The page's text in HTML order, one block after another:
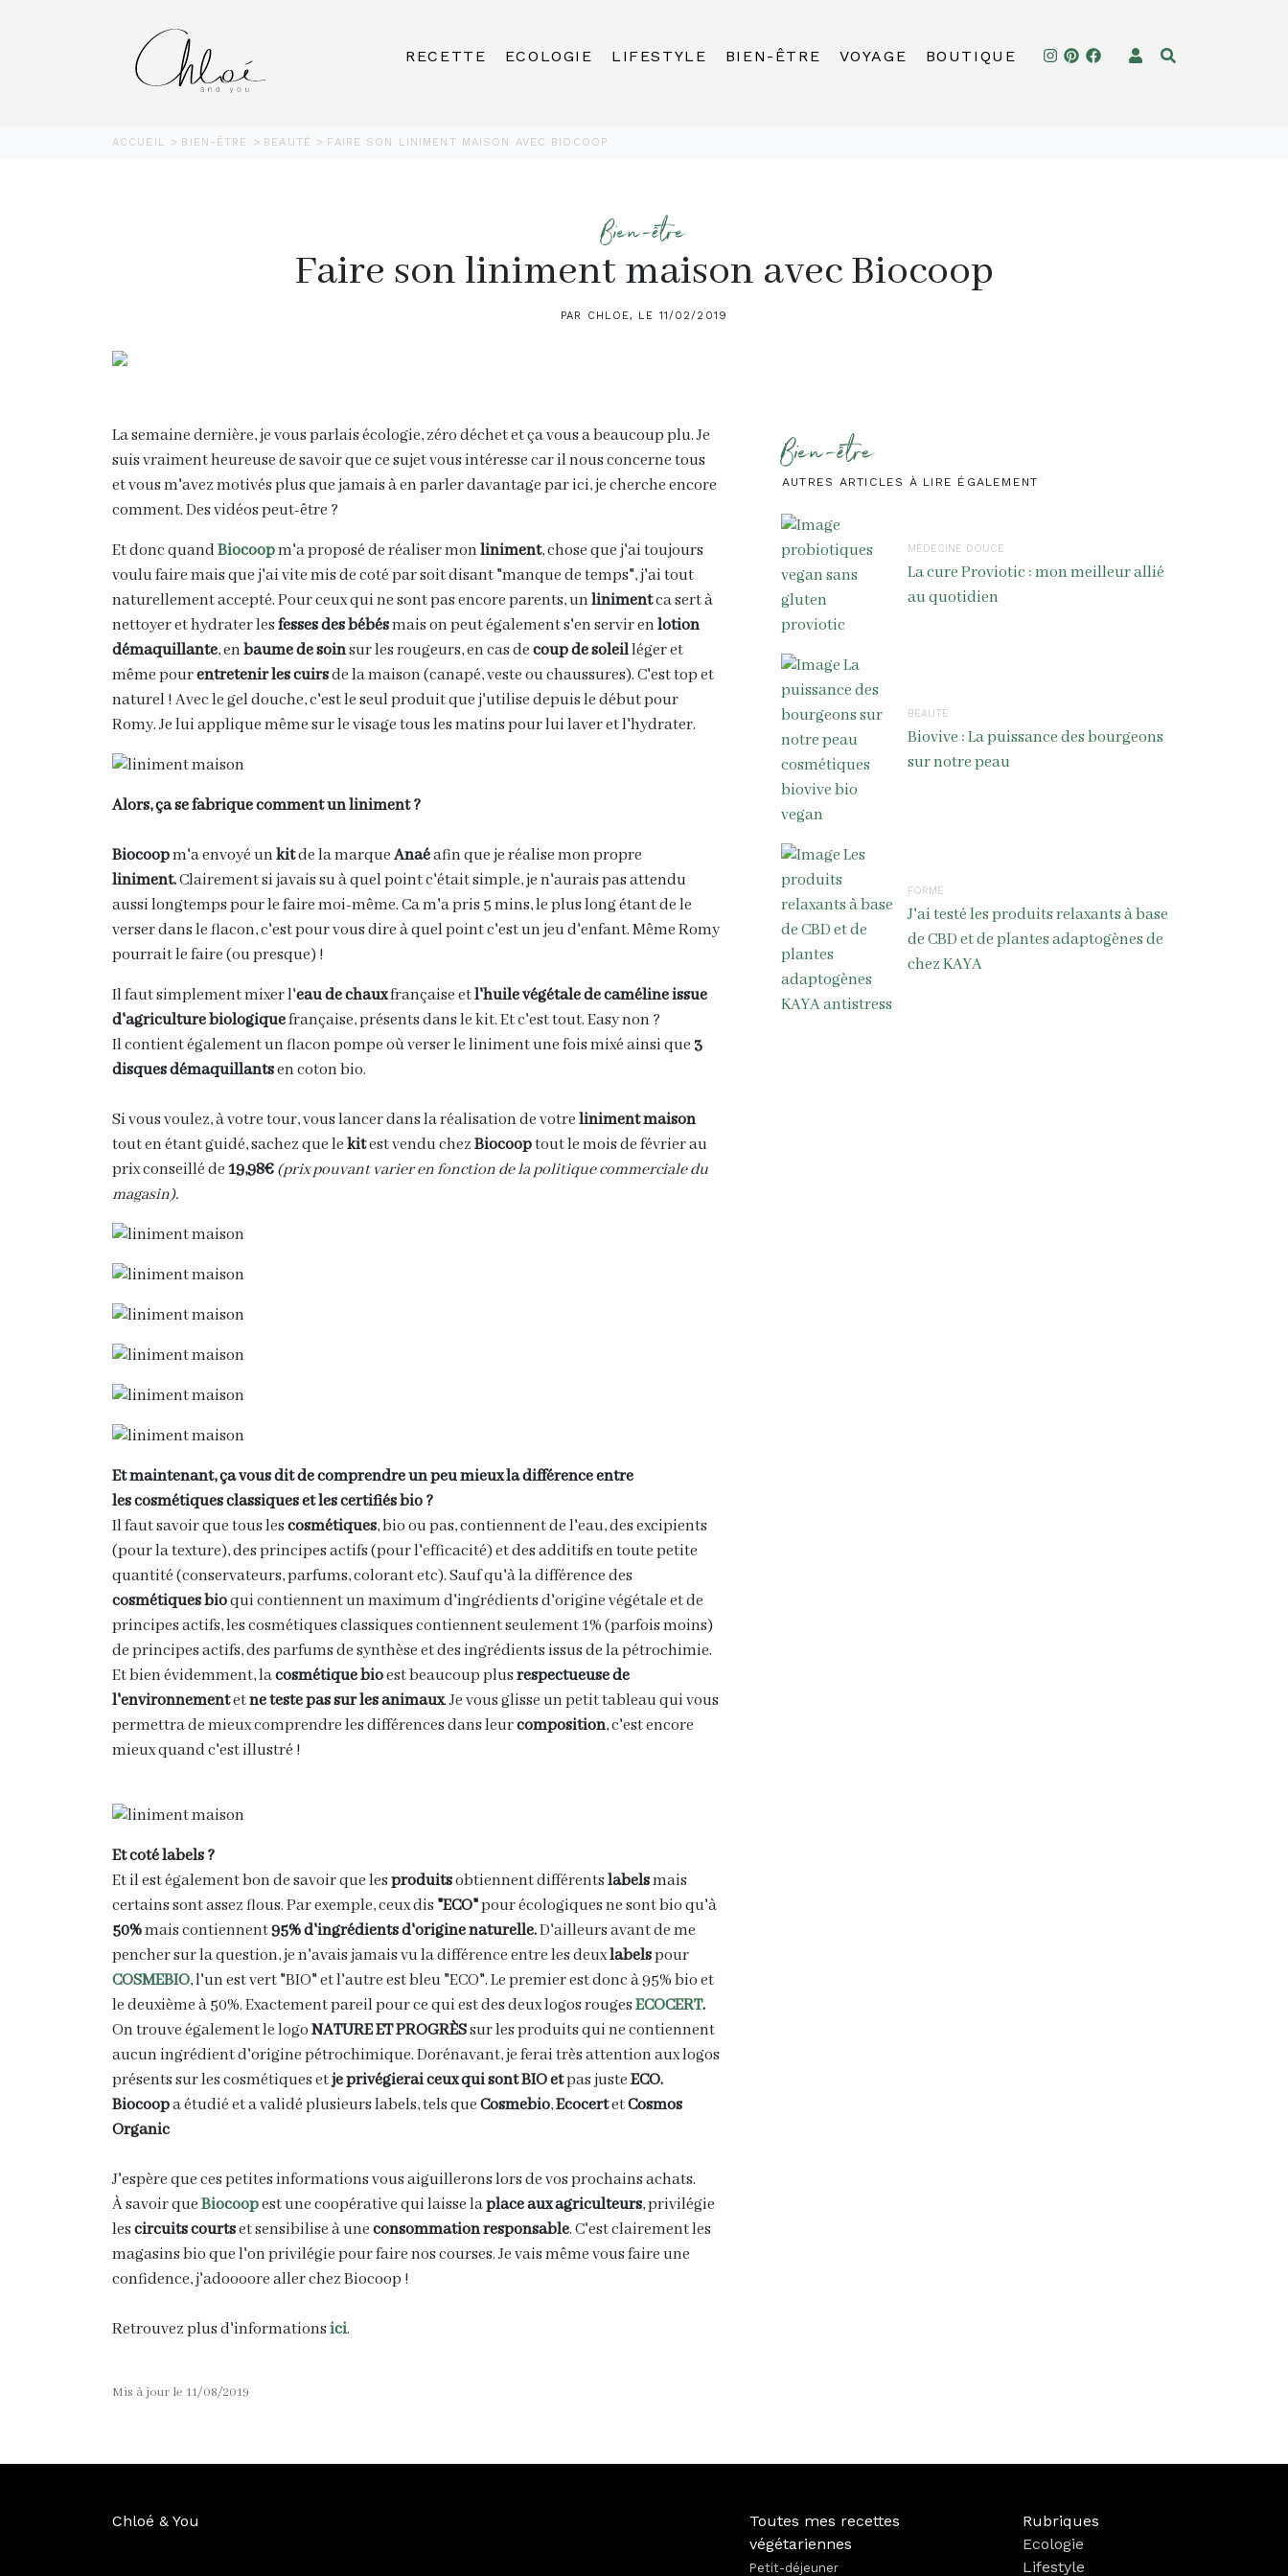
RECETTE ECOLOGIE LIFESTYLE BIEN-ÊTRE VOYAGE BOUTIQUE
ACCUEIL BIEN-ÊTRE BEAUTÉ FAIRE SON LINIMENT MAISON AVEC BIOCOOP
Bien-être
Faire son liniment maison avec Biocoop
PAR CHLOE, LE 11/02/2019
La semaine dernière, je vous parlais écologie, zéro déchet et ça vous a beaucoup plu. Je
suis vraiment heureuse de savoir que ce sujet vous intéresse car il nous concerne tous
et vous m'avez motivés plus que jamais à en parler davantage par ici, je cherche encore
comment. Des vidéos peut-être ?
Et donc quandBiocoopm'a proposé de réaliser monliniment, chose que j'ai toujours
voulu faire mais que j'ai vite mis de coté par soit disant "manque de temps", j'ai tout
naturellement accepté. Pour ceux qui ne sont pas encore parents, unlinimentca sert à
nettoyer et hydrater lesfesses des bébésmais on peut également s'en servir enlotion
démaquillante, enbaume de soinsur les rougeurs, en cas decoup de soleilléger et
même pourentretenir les cuirsde la maison (canapé, veste ou chaussures). C'est top et
naturel ! Avec le gel douche, c'est le seul produit que j'utilise depuis le début pour
Romy. Je lui applique même sur le visage tous les matins pour lui laver et l'hydrater.
Alors, ça se fabrique comment un liniment ?
Biocoopm'a envoyé unkitde la marqueAnaéafin que je réalise mon propre
liniment.Clairement si javais su à quel point c'était simple, je n'aurais pas attendu
aussi longtemps pour le faire moi-même. Ca m'a pris 5 mins, le plus long étant de le
verser dans le flacon, c'est pour vous dire à quel point c'est un jeu d'enfant. Même Romy
pourrait le faire (ou presque) !
Il faut simplement mixer l'eau de chauxfrançaise etl'huile végétale de caméline issue
d'agriculture biologiquefrançaise, présents dans le kit. Et c'est tout. Easy non ?
Il contient également un flacon pompe où verser le liniment une fois mixé ainsi que 3
disques démaquillantsen coton bio.
Si vous voulez, à votre tour, vous lancer dans la réalisation de votreliniment maison
tout en étant guidé, sachez que lekitest vendu chezBiocooptout le mois de février au
prix conseillé de19,98€(prix pouvant varier en fonction de la politique commerciale du
magasin).
Et maintenant, ça vous dit de comprendre un peu mieux la différence entre
les cosmétiques classiques et les certifiés bio ?
Il faut savoir que tous lescosmétiques, bio ou pas, contiennent de l'eau, des excipients
(pour la texture), des principes actifs (pour l'efficacité) et des additifs en toute petite
quantité (conservateurs, parfums, colorant etc). Sauf qu'à la différence des
cosmétiques bioqui contiennent un maximum d'ingrédients d'origine végétale et de
principes actifs, les cosmétiques classiques contiennent seulement 1% (parfois moins)
de principes actifs, des parfums de synthèse et des ingrédients issus de la pétrochimie.
Et bien évidemment, lacosmétique bioest beaucoup plusrespectueuse de
l'environnementetne teste pas sur les animaux. Je vous glisse un petit tableau qui vous
permettra de mieux comprendre les différences dans leurcomposition, c'est encore
mieux quand c'est illustré !
Et coté labels ?
Et il est également bon de savoir que lesproduitsobtiennent différentslabelsmais
certains sont assez flous. Par exemple, ceux dis"ECO"pour écologiques ne sont bio qu'à
50%mais contiennent95% d'ingrédients d'origine naturelle.D'ailleurs avant de me
pencher sur la question, je n'avais jamais vu la différence entre les deuxlabelspour
COSMEBIO, l'un est vert "BIO" et l'autre est bleu "ECO". Le premier est donc à 95% bio et
le deuxième à 50%. Exactement pareil pour ce qui est des deux logos rougesECOCERT.
On trouve également le logoNATURE ET PROGRÈSsur les produits qui ne contiennent
aucun ingrédient d'origine pétrochimique. Dorénavant, je ferai très attention aux logos
présents sur les cosmétiques etje privégierai ceux qui sont BIO etpas justeECO.
Biocoopa étudié et a validé plusieurs labels, tels queCosmebio,EcocertetCosmos
Organic
J'espère que ces petites informations vous aiguillerons lors de vos prochains achats.
À savoir queBiocoopest une coopérative qui laisse laplace aux agriculteurs, privilégie
lescircuits courtset sensibilise à uneconsommation responsable. C'est clairement les
magasins bio que l'on privilégie pour faire nos courses. Je vais même vous faire une
confidence, j'adoooore aller chez Biocoop !
Retrouvez plus d'informationsici.
Mis à jour le 11/08/2019
Bien-être
AUTRES ARTICLES À LIRE ÉGALEMENT
MÉDECINE DOUCE
La cure Proviotic : mon meilleur allié
au quotidien
BEAUTÉ
Biovive : La puissance des bourgeons
sur notre peau
FORME
J'ai testé les produits relaxants à base
de CBD et de plantes adaptogènes de
chez KAYA
Chloé & You
Toutes mes recettes
végétariennes
Petit-déjeuner
Rubriques
Ecologie
Lifestyle